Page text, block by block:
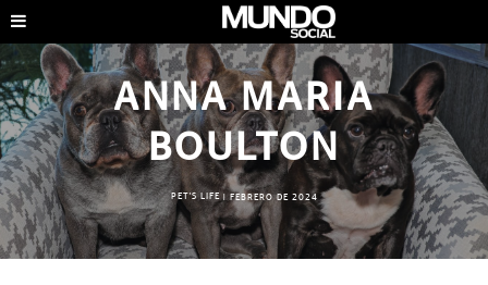
ANNA MARIA
BOULTON
PET'S LIFE| FEBRERO DE 2024